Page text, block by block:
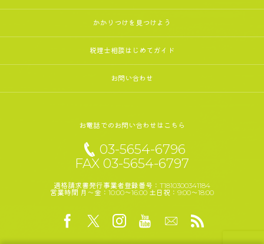
かかりつけを見つけよう
税理士相談はじめてガイド
お問い合わせ
お電話でのお問い合わせはこちら
03-5654-6796
FAX 03-5654-6797
適格請求書発行事業者登録番号：T1810300341184
営業時間 月～金：10:00～16:00 土日祝：9:00～18:00